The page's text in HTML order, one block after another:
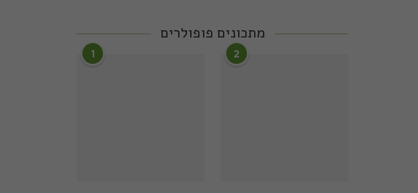
מתכונים פופולרים
1 2